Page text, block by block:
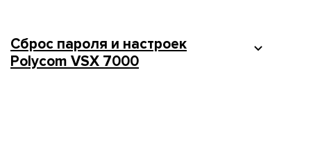
Cброс пароля и настроек
Polycom VSX 7000